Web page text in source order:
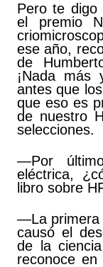
Pero te digo
el premio
ese año,
de
¡Nada
antes que
que eso es
de nuestro
selecciones.
—Por
eléctrica,
libro sobre
—La primera
causó el
de la
reconoce